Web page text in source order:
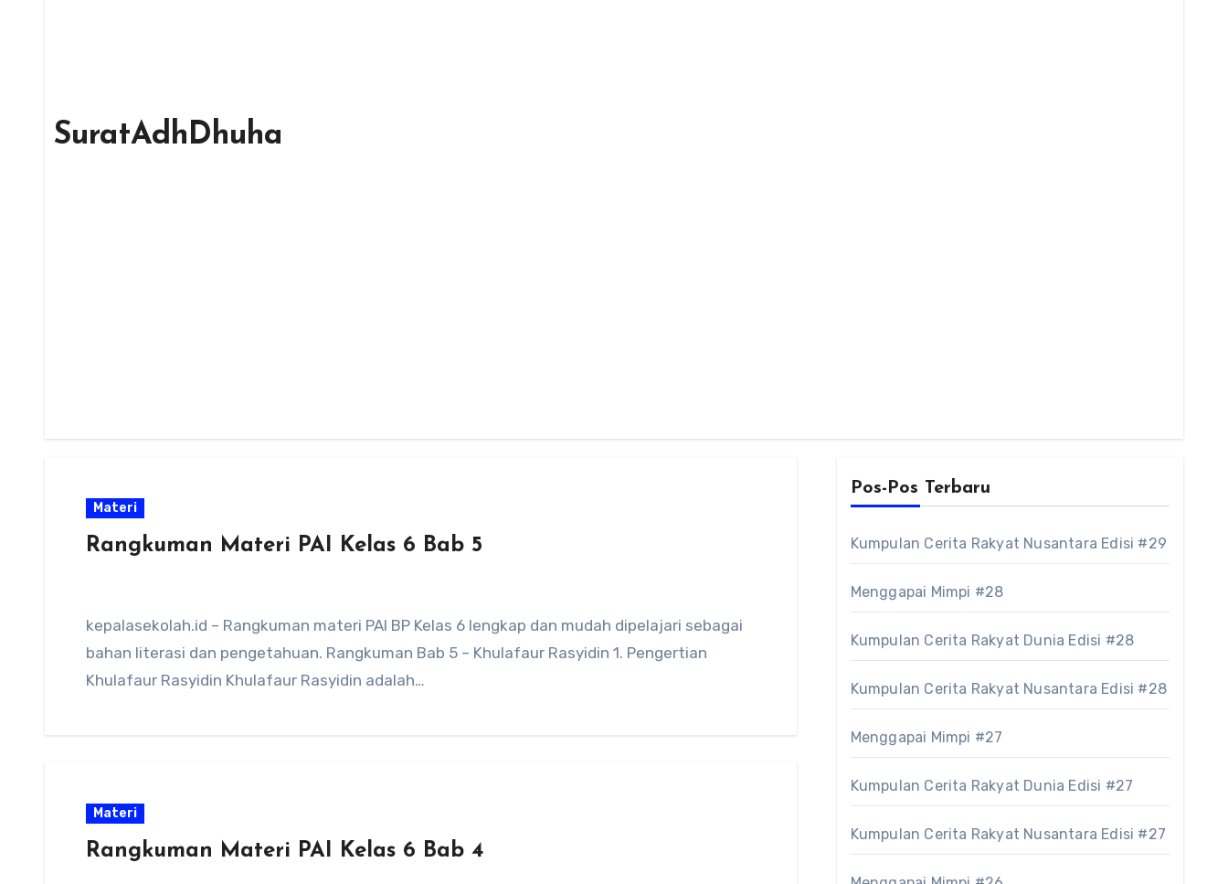
SuratAdhDhuha
Materi
Rangkuman Materi PAI Kelas 6 Bab 5
kepalasekolah.id – Rangkuman materi PAI BP Kelas 6 lengkap dan mudah dipelajari sebagai
bahan literasi dan pengetahuan. Rangkuman Bab 5 – Khulafaur Rasyidin 1. Pengertian
Khulafaur Rasyidin Khulafaur Rasyidin adalah…
Materi
Rangkuman Materi PAI Kelas 6 Bab 4
Pos-Pos Terbaru
Kumpulan Cerita Rakyat Nusantara Edisi #29
Menggapai Mimpi #28
Kumpulan Cerita Rakyat Dunia Edisi #28
Kumpulan Cerita Rakyat Nusantara Edisi #28
Menggapai Mimpi #27
Kumpulan Cerita Rakyat Dunia Edisi #27
Kumpulan Cerita Rakyat Nusantara Edisi #27